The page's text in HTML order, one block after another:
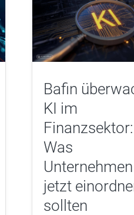
Bafin
KI im
Finanzsektor:
Was
Unternehmen
jetzt
sollten